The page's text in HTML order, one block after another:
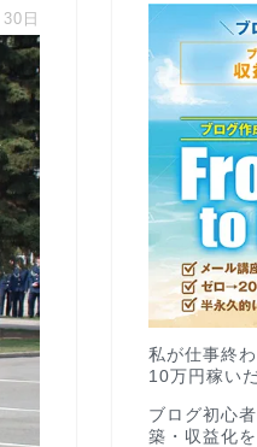
日
私が仕事終
10万円稼い
ブログ初心
築・収益化